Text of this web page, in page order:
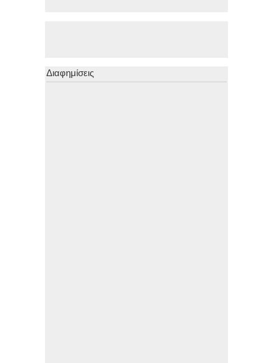
Διαφημίσεις